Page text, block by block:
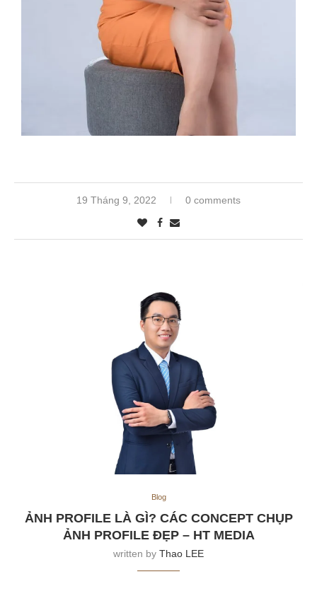
19 Tháng 9, 2022 0 comments
Blog
ẢNH PROFILE LÀ GÌ? CÁC CONCEPT CHỤP
ẢNH PROFILE ĐẸP – HT MEDIA
written by Thao LEE